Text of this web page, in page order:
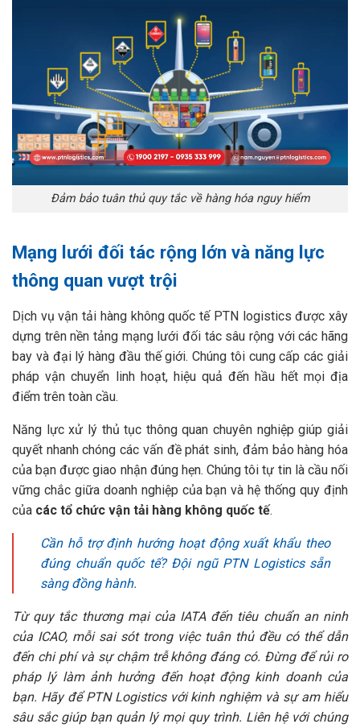
Đảm bảo tuân thủ quy tắc về hàng hóa nguy hiểm
Mạng lưới đối tác rộng lớn và năng lực
thông quan vượt trội
Dịch vụ vận tải hàng không quốc tế PTN logistics được xây
dựng trên nền tảng mạng lưới đối tác sâu rộng với các hãng
bay và đại lý hàng đầu thế giới. Chúng tôi cung cấp các giải
pháp vận chuyển linh hoạt, hiệu quả đến hầu hết mọi địa
điểm trên toàn cầu.
Năng lực xử lý thủ tục thông quan chuyên nghiệp giúp giải
quyết nhanh chóng các vấn đề phát sinh, đảm bảo hàng hóa
của bạn được giao nhận đúng hẹn. Chúng tôi tự tin là cầu nối
vững chắc giữa doanh nghiệp của bạn và hệ thống quy định
của các tổ chức vận tải hàng không quốc tế.
Cần hỗ trợ định hướng hoạt động xuất khẩu theo
đúng chuẩn quốc tế? Đội ngũ PTN Logistics sẵn
sàng đồng hành.
Từ quy tắc thương mại của IATA đến tiêu chuẩn an ninh
của ICAO, mỗi sai sót trong việc tuân thủ đều có thể dẫn
đến chi phí và sự chậm trễ không đáng có. Đừng để rủi ro
pháp lý làm ảnh hưởng đến hoạt động kinh doanh của
bạn. Hãy để PTN Logistics với kinh nghiệm và sự am hiểu
sâu sắc giúp bạn quản lý mọi quy trình. Liên hệ với chúng